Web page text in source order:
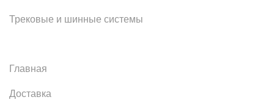
Трековые и шинные системы
Главная
Доставка